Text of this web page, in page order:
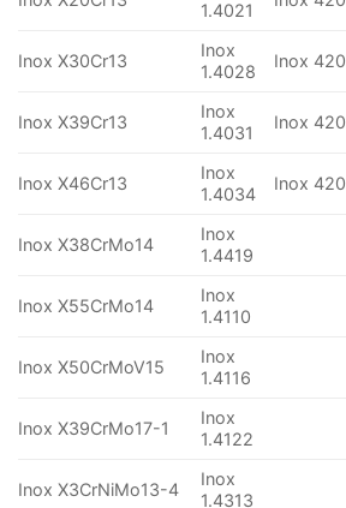
1.4021
Inox X30Cr13
Inox
1.4028
Inox 420
Inox X39Cr13
Inox
1.4031
Inox 420
Inox X46Cr13
Inox
1.4034
Inox 420
Inox X38CrMo14
Inox
1.4419
Inox X55CrMo14
Inox
1.4110
Inox X50CrMoV15
Inox
1.4116
Inox X39CrMo17-1
Inox
1.4122
Inox X3CrNiMo13-4
Inox
1.4313